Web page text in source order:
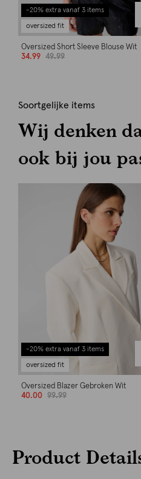
-20% extra vanaf 3 items
oversized fit
Oversized Short Sleeve Blouse Wit
34.99
49.99
Soortgelijke items
Wij denken
ook bij jou
-20% extra vanaf 3 items
oversized fit
Oversized Blazer Gebroken Wit
40.00
99.99
Product